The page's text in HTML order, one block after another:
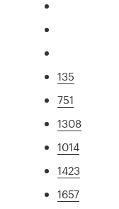
135
751
1308
1014
1423
1657